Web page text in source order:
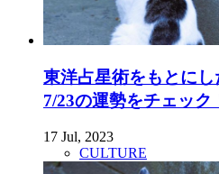
東洋占星術をもとに
7/23の運勢をチェック
17 Jul, 2023
CULTURE